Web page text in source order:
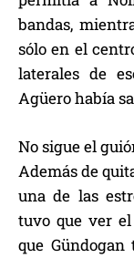
bandas,
sólo en el
laterales de
Agüero había
No sigue el
Además de
una de las
tuvo que ver
que Gündogan